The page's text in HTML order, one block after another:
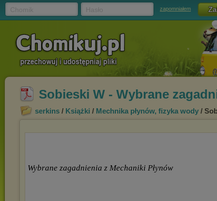
zapomniałem
Sobieski W - Wybrane
serkins / Książki / Mechnika płynów, fizyka wody /